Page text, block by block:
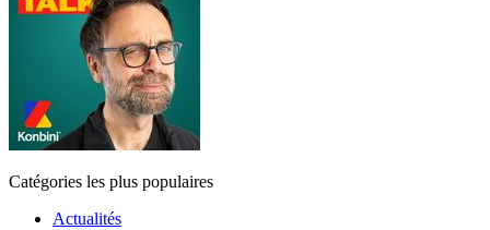
Catégories les plus populaires
Actualités